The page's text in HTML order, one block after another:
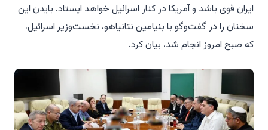
ایران قوی باشد و آمریکا در کنار اسرائیل خواهد ایستاد. بایدن این
سخنان را در گفت‌وگو با بنیامین نتانیاهو، نخست‌وزیر اسرائیل،
که صبح امروز انجام شد، بیان کرد.